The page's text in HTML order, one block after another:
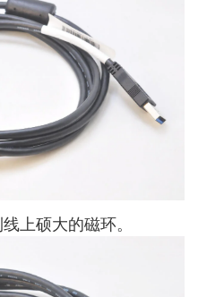
上硕大的磁环。